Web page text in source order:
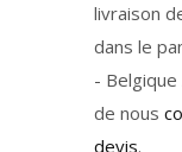
livraison
dans le
-
de nous
devis.